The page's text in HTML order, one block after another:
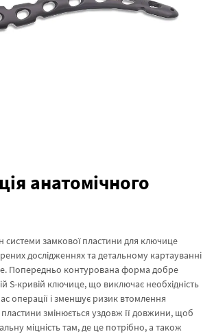
анатомічного
системи замкової пластини для ключице
дослідженнях та детальному картауванні
Попередньо контурована форма добре
S-кривій ключице, що виключає необхідність
операції і зменшує ризик втомлення
змінюється уздовж її довжини, щоб
міцність там, де це потрібно, а також